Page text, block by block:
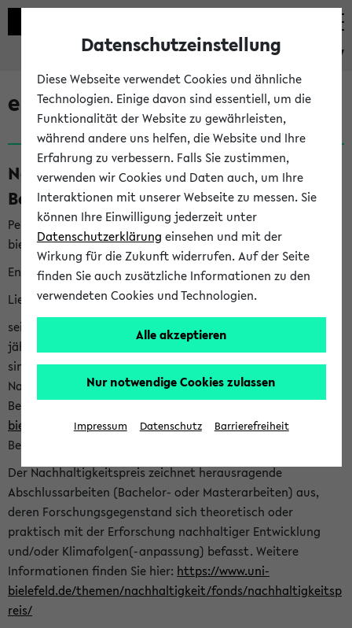
eKVV
eKVV News
Nachhaltigkeitspreis 2026:
Bewerbungsphase gestartet (06.08.26)
Per E-Mail eingestellt von nachhaltigkeitsbuero@uni-
bielefeld.de an den Verteiler 'Alle Studierenden':
English version below
Liebe Studierende,
seit 2023 verleiht das Rektorat der Universität Bielefeld
jährlich den Nachhaltigkeitspreis für Abschlussarbeiten. Sie
sind herzlich eingeladen sich mit Ihrer Abschlussarbeit beim
Nachhaltigkeitsbüro zu bewerben. Bitte nutzen Sie für Ihre
Bewerbung dieses Formular<https://formulare.uni-
bielefeld.de/frontend-server/form/provide/913/>. Die
Bewerbungsfrist endet am 30.09.2026.
Der Nachhaltigkeitspreis zeichnet herausragende
Abschlussarbeiten (Bachelor- oder Masterarbeiten) aus,
deren Forschungsgegenstand sich theoretisch oder
praktisch mit der Erforschung nachhaltiger Entwicklung
und/oder Klimafolgen(-anpassung) befasst. Weitere
Informationen finden Sie hier: https://www.uni-
bielefeld.de/themen/nachhaltigkeit/fonds/nachhaltigkeitsp
reis/
Datenschutzeinstellung
Diese Webseite verwendet Cookies und ähnliche
Technologien. Einige davon sind essentiell, um die
Funktionalität der Website zu gewährleisten,
während andere uns helfen, die Website und Ihre
Erfahrung zu verbessern. Falls Sie zustimmen,
verwenden wir Cookies und Daten auch, um Ihre
Interaktionen mit unserer Webseite zu messen. Sie
können Ihre Einwilligung jederzeit unter
Datenschutzerklärung einsehen und mit der
Wirkung für die Zukunft widerrufen. Auf der Seite
finden Sie auch zusätzliche Informationen zu den
verwendeten Cookies und Technologien.
Alle akzeptieren
Nur notwendige Cookies zulassen
Impressum Datenschutz Barrierefreiheit